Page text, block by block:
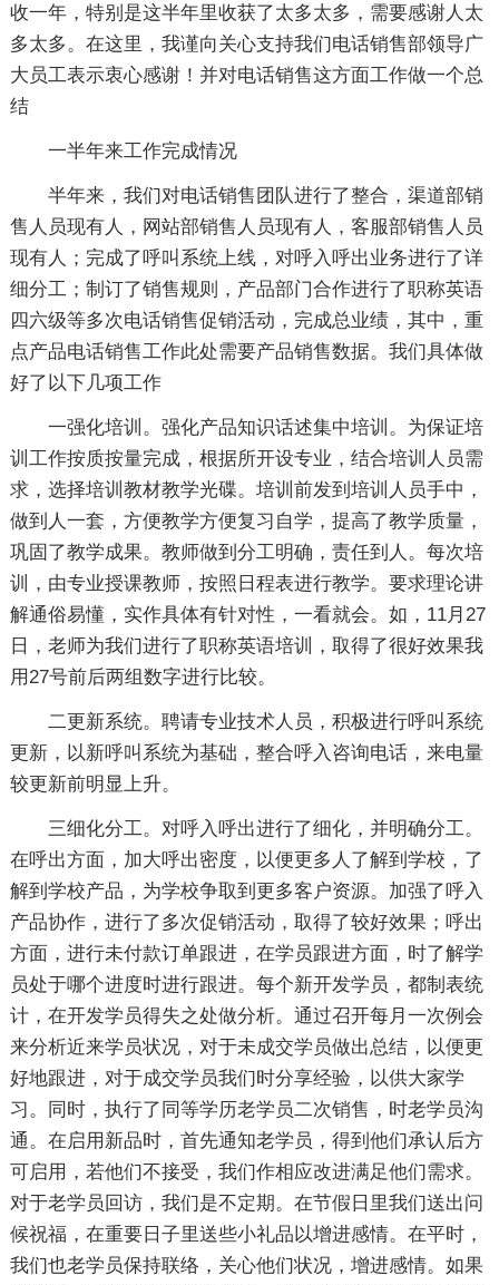
收一年，特别是这半年里收获了太多太多，需要感谢人太
多太多。在这里，我谨向关心支持我们电话销售部领导广
大员工表示衷心感谢！并对电话销售这方面工作做一个总
结
一半年来工作完成情况
半年来，我们对电话销售团队进行了整合，渠道部销
售人员现有人，网站部销售人员现有人，客服部销售人员
现有人；完成了呼叫系统上线，对呼入呼出业务进行了详
细分工；制订了销售规则，产品部门合作进行了职称英语
四六级等多次电话销售促销活动，完成总业绩，其中，重
点产品电话销售工作此处需要产品销售数据。我们具体做
好了以下几项工作
一强化培训。强化产品知识话述集中培训。为保证培
训工作按质按量完成，根据所开设专业，结合培训人员需
求，选择培训教材教学光碟。培训前发到培训人员手中，
做到人一套，方便教学方便复习自学，提高了教学质量，
巩固了教学成果。教师做到分工明确，责任到人。每次培
训，由专业授课教师，按照日程表进行教学。要求理论讲
解通俗易懂，实作具体有针对性，一看就会。如，11月27
日，老师为我们进行了职称英语培训，取得了很好效果我
用27号前后两组数字进行比较。
二更新系统。聘请专业技术人员，积极进行呼叫系统
更新，以新呼叫系统为基础，整合呼入咨询电话，来电量
较更新前明显上升。
三细化分工。对呼入呼出进行了细化，并明确分工。
在呼出方面，加大呼出密度，以便更多人了解到学校，了
解到学校产品，为学校争取到更多客户资源。加强了呼入
产品协作，进行了多次促销活动，取得了较好效果；呼出
方面，进行未付款订单跟进，在学员跟进方面，时了解学
员处于哪个进度时进行跟进。每个新开发学员，都制表统
计，在开发学员得失之处做分析。通过召开每月一次例会
来分析近来学员状况，对于未成交学员做出总结，以便更
好地跟进，对于成交学员我们时分享经验，以供大家学
习。同时，执行了同等学历老学员二次销售，时老学员沟
通。在启用新品时，首先通知老学员，得到他们承认后方
可启用，若他们不接受，我们作相应改进满足他们需求。
对于老学员回访，我们是不定期。在节假日里我们送出问
候祝福，在重要日子里送些小礼品以增进感情。在平时，
我们也老学员保持联络，关心他们状况，增进感情。如果